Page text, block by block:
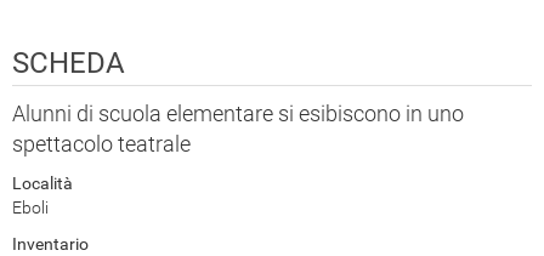
SCHEDA
Alunni di scuola elementare si esibiscono in uno
spettacolo teatrale
Località
Eboli
Inventario